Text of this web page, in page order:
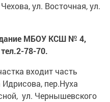
ул. Восточная, ул.
МБОУ КСШ № 4,
78-70.
входит часть
пер.Нуха
ул. Чернышевского